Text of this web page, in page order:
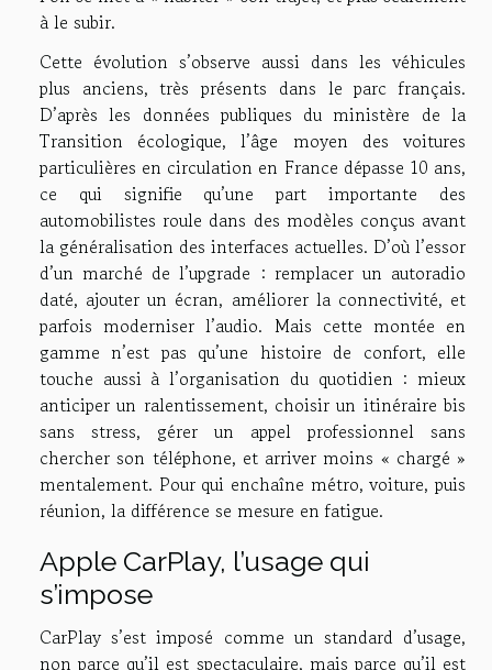
à le subir.
Cette évolution s’observe aussi dans les véhicules
plus anciens, très présents dans le parc français.
D’après les données publiques du ministère de la
Transition écologique, l’âge moyen des voitures
particulières en circulation en France dépasse 10 ans,
ce qui signifie qu’une part importante des
automobilistes roule dans des modèles conçus avant
la généralisation des interfaces actuelles. D’où l’essor
d’un marché de l’upgrade : remplacer un autoradio
daté, ajouter un écran, améliorer la connectivité, et
parfois moderniser l’audio. Mais cette montée en
gamme n’est pas qu’une histoire de confort, elle
touche aussi à l’organisation du quotidien : mieux
anticiper un ralentissement, choisir un itinéraire bis
sans stress, gérer un appel professionnel sans
chercher son téléphone, et arriver moins « chargé »
mentalement. Pour qui enchaîne métro, voiture, puis
réunion, la différence se mesure en fatigue.
Apple CarPlay, l’usage qui
s’impose
CarPlay s’est imposé comme un standard d’usage,
non parce qu’il est spectaculaire, mais parce qu’il est